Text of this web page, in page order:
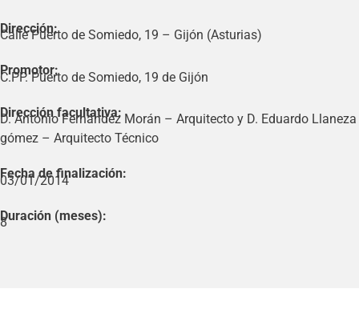
Dirección:
Calle Puerto de Somiedo, 19 – Gijón (Asturias)
Promotor:
C.PP. Puerto de Somiedo, 19 de Gijón
Dirección facultativa:
D. Antonio Fernández Morán – Arquitecto y D. Eduardo Llaneza
gómez – Arquitecto Técnico
Fecha de finalización:
03/01/2014
Duración (meses):
8